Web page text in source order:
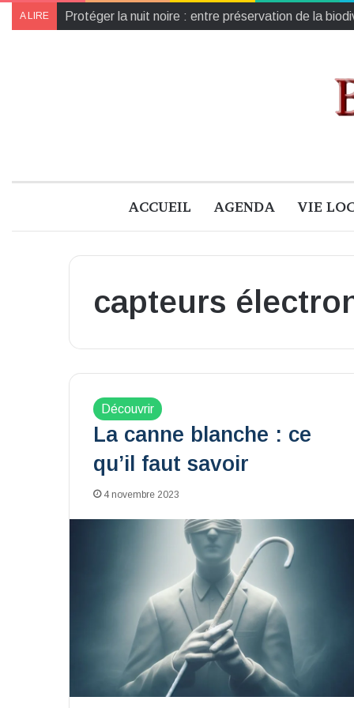
A LIRE Protéger la nuit noire : entre préservation de la
ACCUEIL AGENDA VIE
capteurs
Découvrir
La canne blanche : ce
qu’il faut savoir
4 novembre 2023